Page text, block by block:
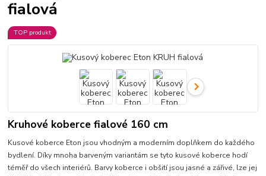
fialová
TOP produkt
Kruhové koberce fialové 160 cm
Kusové koberce Eton jsou vhodným a moderním doplňkem do každého
bydlení. Díky mnoha barveným variantám se tyto kusové koberce hodí
téměř do všech interiérů. Barvy koberce i obšití jsou jasné a zářivé, lze jej